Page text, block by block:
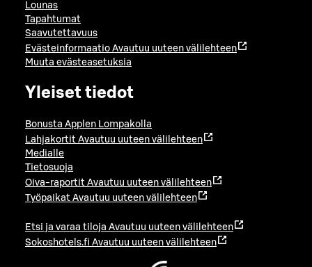
Lounas
Tapahtumat
Saavutettavuus
Evästeinformaatio Avautuu uuteen välilehteen
Muuta evästeasetuksia
Yleiset tiedot
Bonusta Applen Lompakolla
Lahjakortit Avautuu uuteen välilehteen
Medialle
Tietosuoja
Oiva-raportit Avautuu uuteen välilehteen
Työpaikat Avautuu uuteen välilehteen
Etsi ja varaa tiloja Avautuu uuteen välilehteen
Sokoshotels.fi Avautuu uuteen välilehteen